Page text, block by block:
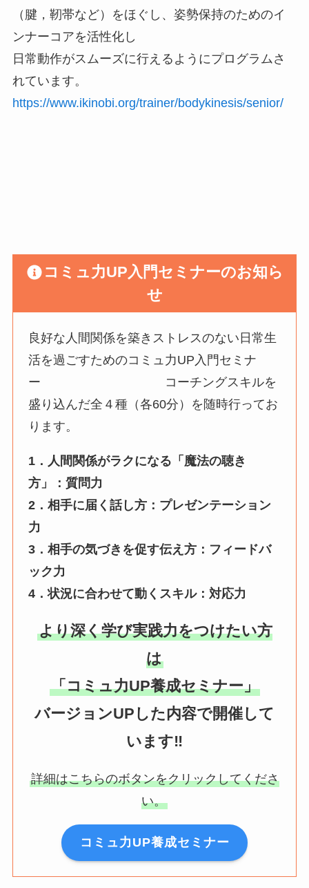
（腱，靭帯など）をほぐし、姿勢保持のためのイ
ンナーコアを活性化し
日常動作がスムーズに行えるようにプログラムさ
れています。
https://www.ikinobi.org/trainer/bodykinesis/senior/
コミュ力UP入門セミナーのお知ら
せ
良好な人間関係を築きストレスのない日常生
活を過ごすためのコミュ力UP入門セミナ
ー コーチングスキルを
盛り込んだ全４種（各60分）を随時行ってお
ります。
1．人間関係がラクになる「魔法の聴き
方」：質問力
2．相手に届く話し方：プレゼンテーション
力
3．相手の気づきを促す伝え方：フィードバ
ック力
4．状況に合わせて動くスキル：対応力
より深く学び実践力をつけたい方
は
「コミュ力UP養成セミナー」
バージョンUPした内容で開催して
います‼️
詳細はこちらのボタンをクリックしてくださ
い。
コミュ力UP養成セミナー